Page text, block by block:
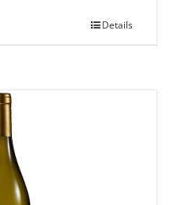
Details